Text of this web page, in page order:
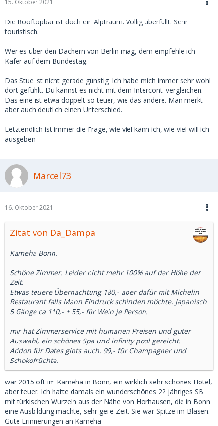
15. Oktober 2021
Die Rooftopbar ist doch ein Alptraum. Völlig überfüllt. Sehr
touristisch.
Wer es über den Dächern von Berlin mag, dem empfehle ich
Käfer auf dem Bundestag.
Das Stue ist nicht gerade günstig. Ich habe mich immer sehr wohl
dort gefühlt. Du kannst es nicht mit dem Interconti vergleichen.
Das eine ist etwa doppelt so teuer, wie das andere. Man merkt
aber auch deutlich einen Unterschied.
Letztendlich ist immer die Frage, wie viel kann ich, wie viel will ich
ausgeben.
Marcel73
16. Oktober 2021
Zitat von Da_Dampa
Kameha Bonn.
Schöne Zimmer. Leider nicht mehr 100% auf der Höhe der
Zeit.
Etwas teuere Übernachtung 180,- aber dafür mit Michelin
Restaurant falls Mann Eindruck schinden möchte. Japanisch
5 Gänge ca 110,- + 55,- für Wein je Person.
mir hat Zimmerservice mit humanen Preisen und guter
Auswahl, ein schönes Spa und infinity pool gereicht.
Addon für Dates gibts auch. 99,- für Champagner und
Schokofrüchte.
war 2015 oft im Kameha in Bonn, ein wirklich sehr schönes Hotel,
aber teuer. Ich hatte damals ein wunderschönes 22 jähriges SB
mit türkischen Wurzeln aus der Nähe von Horhausen, die in Bonn
eine Ausbildung machte, sehr geile Zeit. Sie war Spitze im Blasen.
Gute Erinnerungen an Kameha